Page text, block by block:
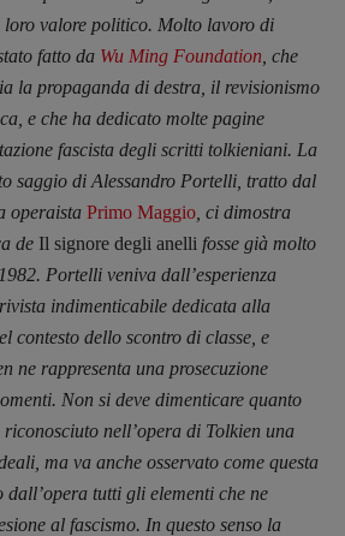
loro valore politico. Molto lavoro di
fatto da Wu Ming Foundation , che
la propaganda di destra, il revisionismo
e che ha dedicato molte pagine
fascista degli scritti tolkieniani. La
saggio di Alessandro Portelli, tratto dal
operaista Primo Maggio , ci dimostra
de Il signore degli anelli fosse già molto
Portelli veniva dall’esperienza
, rivista indimenticabile dedicata alla
contesto dello scontro di classe, e
ne rappresenta una prosecuzione
Non si deve dimenticare quanto
riconosciuto nell’opera di Tolkien una
ma va anche osservato come questa
tutti gli elementi che ne
al fascismo. In questo senso la